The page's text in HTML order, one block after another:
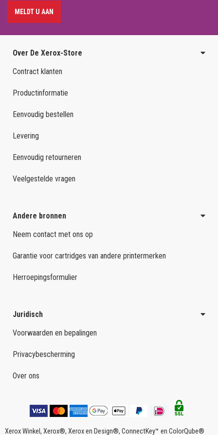
MELDT U AAN
Over De Xerox-Store
Contract klanten
Productinformatie
Eenvoudig bestellen
Levering
Eenvoudig retourneren
Veelgestelde vragen
Andere bronnen
Neem contact met ons op
Garantie voor cartridges van andere printermerken
Herroepingsformulier
Juridisch
Voorwaarden en bepalingen
Privacybescherming
Over ons
Xerox Winkel, Xerox®, Xerox en Design®, ConnectKey™ en ColorQube®